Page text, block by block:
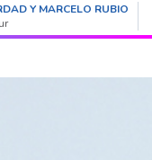
Y MARCELO RUBIO